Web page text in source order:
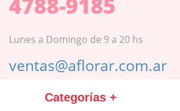
Lunes a Domingo de 9 a 20 hs
ventas@aflorar.com.ar
Categorías +